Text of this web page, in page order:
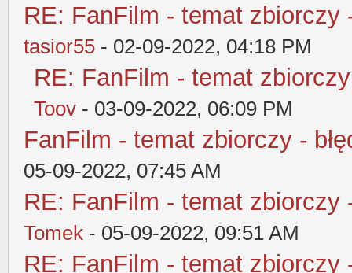
RE: FanFilm - temat zbiorczy
tasior55 - 02-09-2022, 04:18 PM
RE: FanFilm - temat
Toov - 03-09-2022, 06:09 PM
FanFilm - temat zbiorczy -
05-09-2022, 07:45 AM
RE: FanFilm - temat zbiorczy
Tomek - 05-09-2022, 09:51 AM
RE: FanFilm - temat zbiorczy